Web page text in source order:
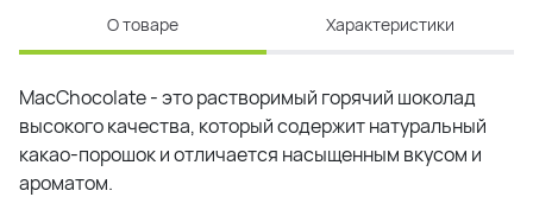
О товаре Характеристики
MacChocolate - это растворимый горячий шоколад
высокого качества, который содержит натуральный
какао-порошок и отличается насыщенным вкусом и
ароматом.